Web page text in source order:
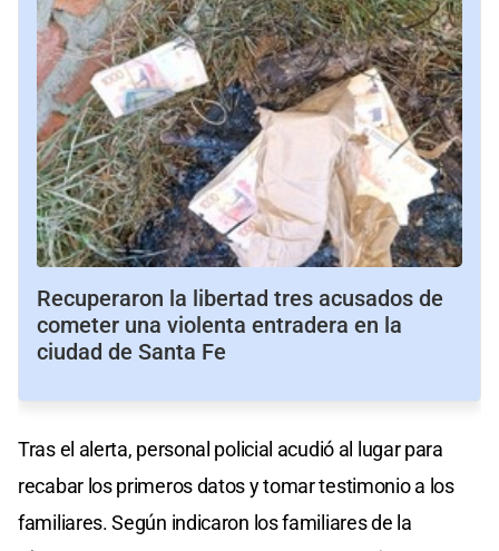
Recuperaron la libertad tres acusados de
cometer una violenta entradera en la
ciudad de Santa Fe
Tras el alerta, personal policial acudió al lugar para
recabar los primeros datos y tomar testimonio a los
familiares. Según indicaron los familiares de la